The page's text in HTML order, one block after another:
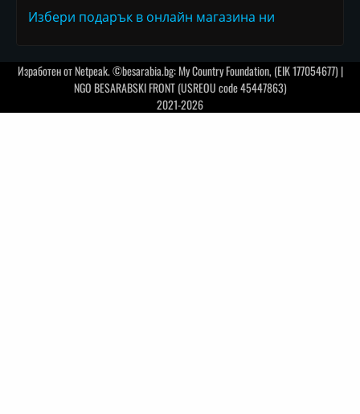
Избери подарък в онлайн магазина ни
Изработен отNetpeak. ©besarabia.bg: My Country Foundation, (EIK 177054677) |
NGO BESARABSKI FRONT (USREOU code 45447863)
2021-2026